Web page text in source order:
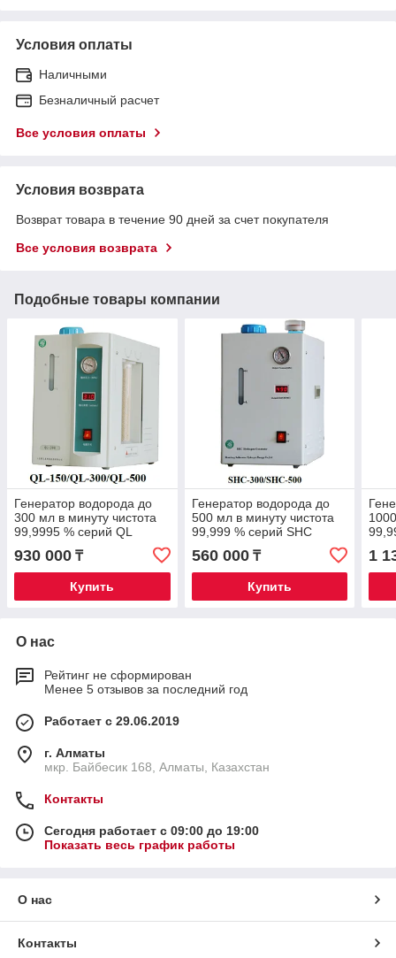
Условия оплаты
Наличными
Безналичный расчет
Все условия оплаты
Условия возврата
Возврат товара в течение 90 дней за счет покупателя
Все условия возврата
Подобные товары компании
Генератор водорода до
300 мл в минуту чистота
99,9995 % серий QL
930 000 ₸
Купить
Генератор водорода до
500 мл в минуту чистота
99,999 % серий SHC
560 000₸
Купить
1
О нас
Рейтинг не сформирован
Менее 5 отзывов за последний год
Работает с 29.06.2019
г. Алматы
мкр. Байбесик 168, Алматы, Казахстан
Контакты
Сегодня работает с 09:00 до 19:00
Показать весь график работы
О нас
Контакты